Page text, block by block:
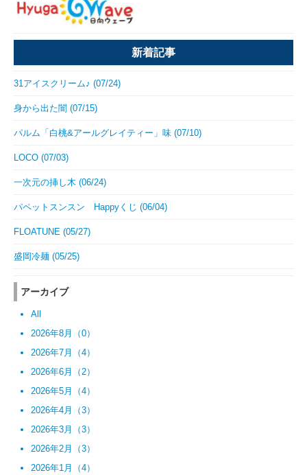
新着記事
31アイスクリーム♪ (07/24)
身から出た闇 (07/15)
パルム「白桃&アールグレイティー」味 (07/10)
LOCO (07/03)
一次元の挿し木 (06/24)
パペットスンスン Happyくじ (06/04)
FLOATUNE (05/27)
盛岡冷麺 (05/25)
アーカイブ
All
2026年8月（0）
2026年7月（4）
2026年6月（2）
2026年5月（4）
2026年4月（3）
2026年3月（3）
2026年2月（3）
2026年1月（4）